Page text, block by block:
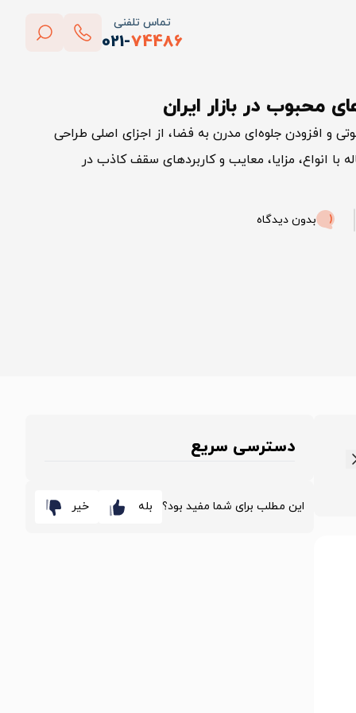
تماس تلفنی
021-74486
پاک کردندر بازار ایران
و افزودن جلوه‌ای مدرن به فضا، از اجزای اصلی طراحی
انواع، مزایا، معایب و کاربردهای سقف کاذب در
بدون دیدگاه
دسترسی سریع
این مطلب برای شما مفید بود؟ بله خیر